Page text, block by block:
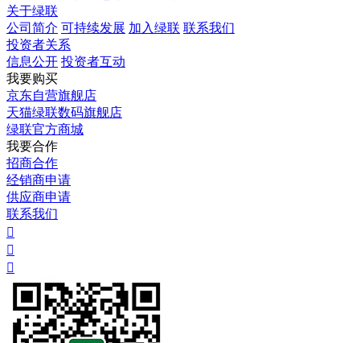
关于绿联
公司简介 可持续发展 加入绿联 联系我们
投资者关系
信息公开 投资者互动
我要购买
京东自营旗舰店
天猫绿联数码旗舰店
绿联官方商城
我要合作
招商合作
经销商申请
供应商申请
联系我们


